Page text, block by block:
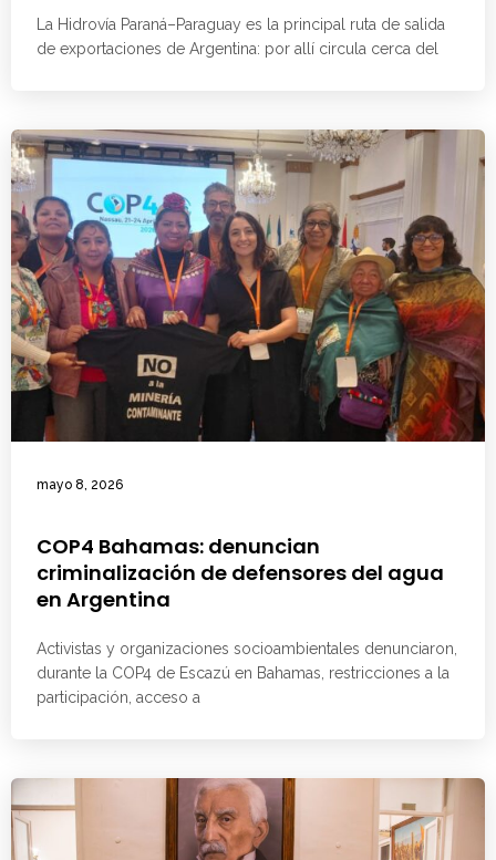
La Hidrovía Paraná–Paraguay es la principal ruta de salida
de exportaciones de Argentina: por allí circula cerca del
mayo 8, 2026
COP4 Bahamas: denuncian
criminalización de defensores del agua
en Argentina
Activistas y organizaciones socioambientales denunciaron,
durante la COP4 de Escazú en Bahamas, restricciones a la
participación, acceso a